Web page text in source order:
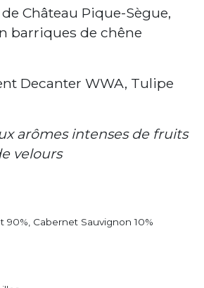
Château Pique-Sègue,
barriques de chêne
Decanter WWA, Tulipe
arômes intenses de fruits
velours
90%, Cabernet Sauvignon 10%